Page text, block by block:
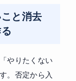
と消去
やりたくない
。否定から入